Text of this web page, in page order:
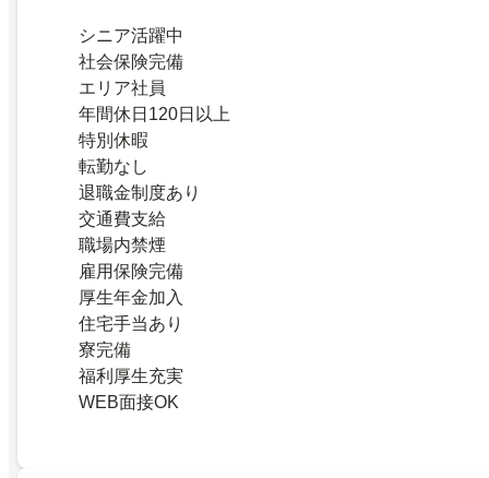
シニア活躍中
社会保険完備
エリア社員
年間休日120日以上
特別休暇
転勤なし
退職金制度あり
交通費支給
職場内禁煙
雇用保険完備
厚生年金加入
住宅手当あり
寮完備
福利厚生充実
WEB面接OK